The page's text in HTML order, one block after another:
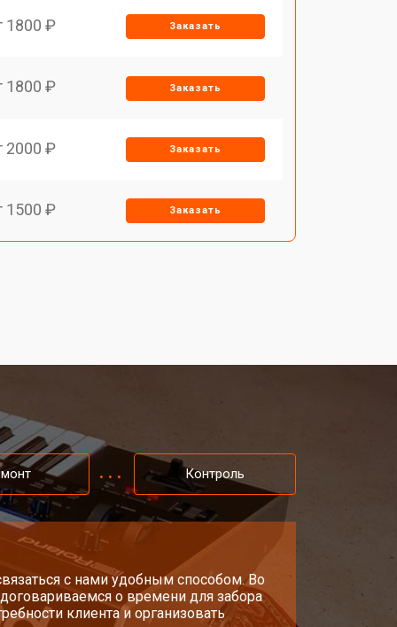
1800 ₽ Заказать
1800 ₽ Заказать
2000 ₽ Заказать
1500 ₽ Заказать
1500 ₽ Заказать
800 ₽ Заказать
1500 ₽ Заказать
Контроль
с нами удобным способом. Во
о времени для забора
клиента и организовать